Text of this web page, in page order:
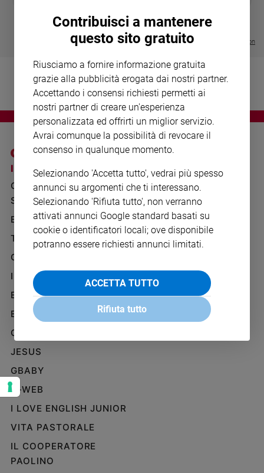
giorno
giorno
Società
e
valori
Ambiente
Creato
Volontariato
Diritti
Aziende
di
valore
della
settimana
Migranti
Diversità
e
inclusione
Costume
Cultura
e
- VOL DA 1 AL 5
€ 64,50
Visualizza tutte le collection
I SITI SAN PAOLO
GRUPPO EDITORIALE
SAN PAOLO
BENESSERE
TELENOVA
GAZZETTA D'ALBA
IL GIORNALINO
EDICOLA SAN PAOLO
EDIZIONI SAN PAOLO
CREDERE
JESUS
GBABY
G-WEB
I LOVE ENGLISH JUNIOR
VITA PASTORALE
IL COOPERATORE
PAOLINO
NOTE LEGALI
PRIVACY POLICY
INFORMATIVA
WHISTLEBLOWING
SOCIAL
Contribuisci a mantenere
questo sito gratuito
Riusciamo a fornire informazione gratuita
grazie alla pubblicità erogata dai nostri partner.
Accettando i consensi richiesti permetti ai
nostri partner di creare un'esperienza
personalizzata ed offrirti un miglior servizio.
Avrai comunque la possibilità di revocare il
consenso in qualunque momento.
Selezionando 'Accetta tutto', vedrai più spesso
annunci su argomenti che ti interessano.
Selezionando 'Rifiuta tutto', non verranno
attivati annunci Google standard basati su
cookie o identificatori locali; ove disponibile
potranno essere richiesti annunci limitati.
ACCETTA TUTTO
Rifiuta tutto